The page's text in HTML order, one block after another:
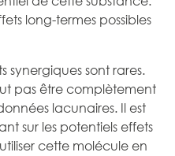
long-termes possibles
synergiques sont rares.
pas être complètement
lacunaires. Il est
sur les potentiels effets
cette molécule en